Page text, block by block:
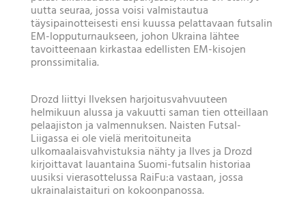
uutta seuraa, jossa voisi valmistautua
täysipainotteisesti ensi kuussa pelattavaan futsalin
EM-lopputurnaukseen, johon Ukraina lähtee
tavoitteenaan kirkastaa edellisten EM-kisojen
pronssimitalia.
Drozd liittyi Ilveksen harjoitusvahvuuteen
helmikuun alussa ja vakuutti saman tien otteillaan
pelaajiston ja valmennuksen. Naisten Futsal-
Liigassa ei ole vielä meritoituneita
ulkomaalaisvahvistuksia nähty ja Ilves ja Drozd
kirjoittavat lauantaina Suomi-futsalin historiaa
uusiksi vierasottelussa RaiFu:a vastaan, jossa
ukrainalaistaituri on kokoonpanossa.